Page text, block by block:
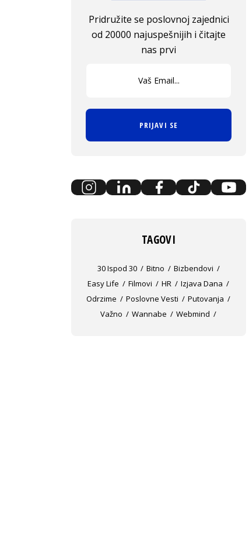
Pridružite se poslovnoj zajednici
od 20000 najuspešnijih i čitajte
nas prvi
PRIJAVI SE
TAGOVI
30 Ispod 30 Bitno
Bizbendovi
Easy Life
Filmovi HR
Izjava Dana
Odrzime
Poslovne Vesti
Putovanja
Važno
Wannabe Webmind